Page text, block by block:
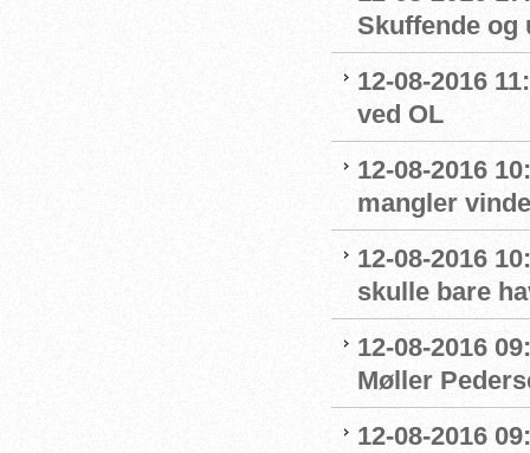
Skuffende
12-08-2016
ved OL
12-08-2016
mangler
12-08-2016
skulle bare
12-08-2016
Møller
12-08-2016